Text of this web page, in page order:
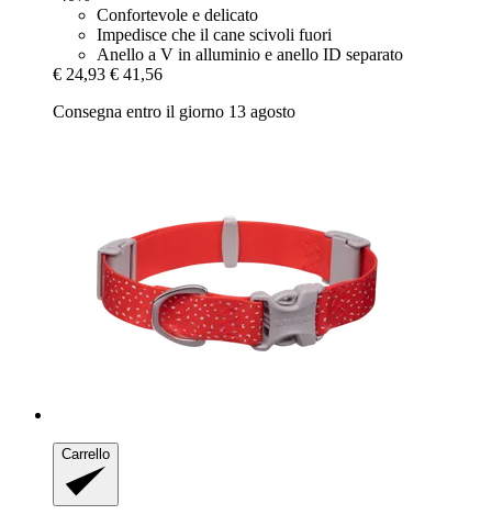
Confortevole e delicato
Impedisce che il cane scivoli fuori
Anello a V in alluminio e anello ID separato
€ 24,93 € 41,56
Consegna entro il giorno 13 agosto
Carrello